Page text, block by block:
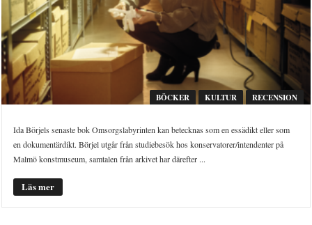
BÖCKER KULTUR RECENSION
Ida Börjels senaste bok Omsorgslabyrinten kan betecknas som en essädikt eller som
en dokumentärdikt. Börjel utgår från studiebesök hos konservatorer/intendenter på
Malmö konstmuseum, samtalen från arkivet har därefter ...
Läs mer